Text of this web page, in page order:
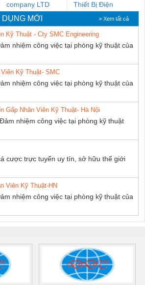
company LTD
Thiết Bị Điện
Nam Quốc Thịnh
MỚI » Xem tất cả
Kỹ Thuật - Cty SMC Engineering
nhiệm công việc tại phòng kỹ thuật của
Kỹ Thuật- SMC
nhiệm công việc tại phòng kỹ thuật của
Gấp Nhân Viên Kỹ Thuật- Hà Nội
nhiệm công việc tại phòng kỹ thuật
cược trực tuyến uy tín, sở hữu thế giới
Viên Kỹ Thuật-HN
nhiệm công việc tại phòng kỹ thuật của